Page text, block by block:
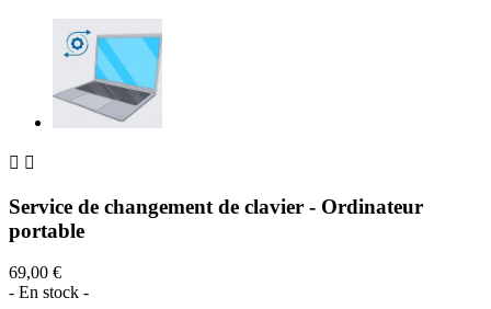
 
Service de changement de clavier - Ordinateur
portable
69,00 €
- En stock -